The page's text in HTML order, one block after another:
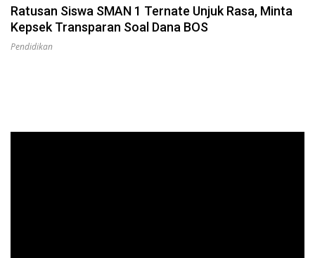
Ratusan Siswa SMAN 1 Ternate Unjuk Rasa, Minta
Kepsek Transparan Soal Dana BOS
Pendidikan